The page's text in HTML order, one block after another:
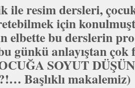
ile resim dersleri,
için
elbette bu derslerin
günkü anlayıştan
SOYUT
Başlıklı makalemiz)